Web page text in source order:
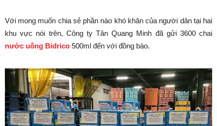
Với mong muốn chia sẻ phần nào khó khăn của người dân tại hai
khu vực nói trên, Công ty Tân Quang Minh đã gửi 3600 chai
nước uống Bidrico 500ml đến với đồng bào.